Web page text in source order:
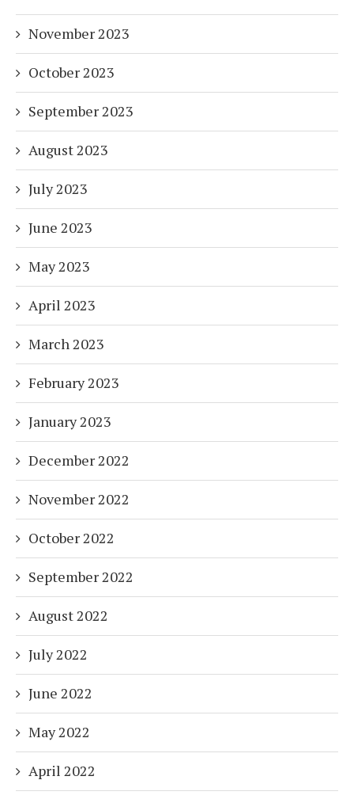
November 2023
October 2023
September 2023
August 2023
July 2023
June 2023
May 2023
April 2023
March 2023
February 2023
January 2023
December 2022
November 2022
October 2022
September 2022
August 2022
July 2022
June 2022
May 2022
April 2022